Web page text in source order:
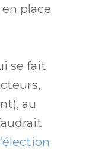
place
se fait
au